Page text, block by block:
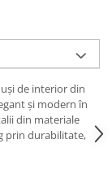
de interior din
și modern în
din materiale
prin durabilitate,